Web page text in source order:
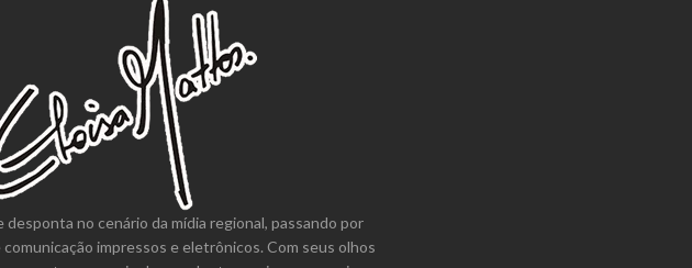
desponta no cenário da mídia regional, passando por
impressos e eletrônicos. Com seus olhos